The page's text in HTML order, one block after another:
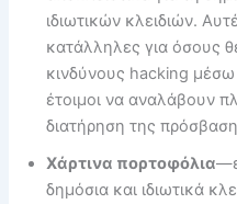
ιδιωτικών κλειδιών.
κατάλληλες για όσους
κινδύνους hacking μέσω
έτοιμοι να αναλάβουν
διατήρηση της
Χάρτινα πορτοφόλια
δημόσια και ιδιωτικά